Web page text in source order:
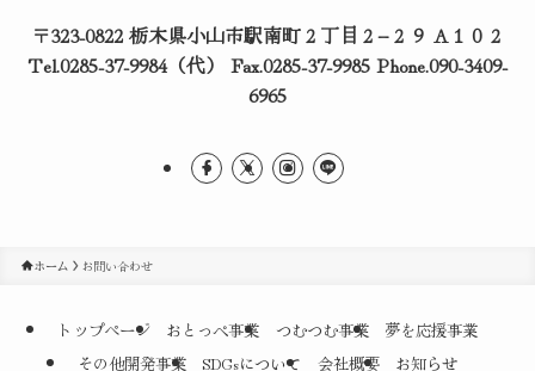
〒323-0822 栃木県小山市駅南町２丁目２−２９ A１０２
Tel.0285-37-9984（代） Fax.0285-37-9985 Phone.090-3409-
6965
ホーム お問い合わせ
トップページ おとっぺ事業 つむつむ事業
夢を応援事業
その他開発事業
SDGsについて 会社概要 お知らせ